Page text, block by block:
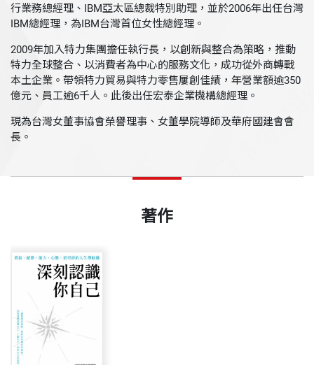
行業務總經理、IBM亞太區總裁特別助理，並於2006年出任台灣
IBM總經理，為IBM台灣首位女性總經理。
2009年加入特力集團擔任執行長，以創新與整合為策略，推動
特力全球整合、以消費者為中心的服務文化，成功從外商轉戰
本土企業。帶領特力貿易與特力零售屢創佳績，年營業額逾350
億元、員工逾6千人。此後出任宏泰企業機構總經理。
現為台灣女董事協會榮譽理事、女董學院導師及華府國建會會
長。
著作